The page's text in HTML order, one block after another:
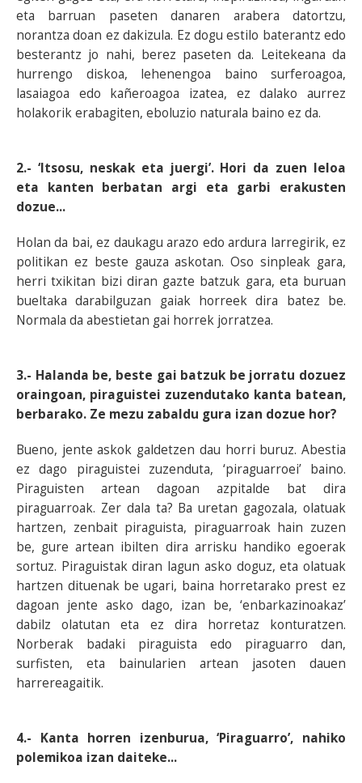
eta barruan paseten danaren arabera datortzu,
norantza doan ez dakizula. Ez dogu estilo baterantz edo
besterantz jo nahi, berez paseten da. Leitekeana da
hurrengo diskoa, lehenengoa baino surferoagoa,
lasaiagoa edo kañeroagoa izatea, ez dalako aurrez
holakorik erabagiten, eboluzio naturala baino ez da.
2.- ‘Itsosu, neskak eta juergi’. Hori da zuen leloa
eta kanten berbatan argi eta garbi erakusten
dozue...
Holan da bai, ez daukagu arazo edo ardura larregirik, ez
politikan ez beste gauza askotan. Oso sinpleak gara,
herri txikitan bizi diran gazte batzuk gara, eta buruan
bueltaka darabilguzan gaiak horreek dira batez be.
Normala da abestietan gai horrek jorratzea.
3.- Halanda be, beste gai batzuk be jorratu dozuez
oraingoan, piraguistei zuzendutako kanta batean,
berbarako. Ze mezu zabaldu gura izan dozue hor?
Bueno, jente askok galdetzen dau horri buruz. Abestia
ez dago piraguistei zuzenduta, ‘piraguarroei’ baino.
Piraguisten artean dagoan azpitalde bat dira
piraguarroak. Zer dala ta? Ba uretan gagozala, olatuak
hartzen, zenbait piraguista, piraguarroak hain zuzen
be, gure artean ibilten dira arrisku handiko egoerak
sortuz. Piraguistak diran lagun asko doguz, eta olatuak
hartzen dituenak be ugari, baina horretarako prest ez
dagoan jente asko dago, izan be, ‘enbarkazinoakaz’
dabilz olatutan eta ez dira horretaz konturatzen.
Norberak badaki piraguista edo piraguarro dan,
surfisten, eta bainularien artean jasoten dauen
harrereagaitik.
4.- Kanta horren izenburua, ‘Piraguarro’, nahiko
polemikoa izan daiteke...